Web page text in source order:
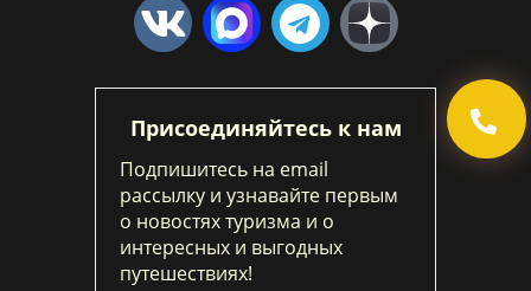
Присоединяйтесь к нам
Подпишитесь на email
рассылку и узнавайте первым
о новостях туризма и о
интересных и выгодных
путешествиях!